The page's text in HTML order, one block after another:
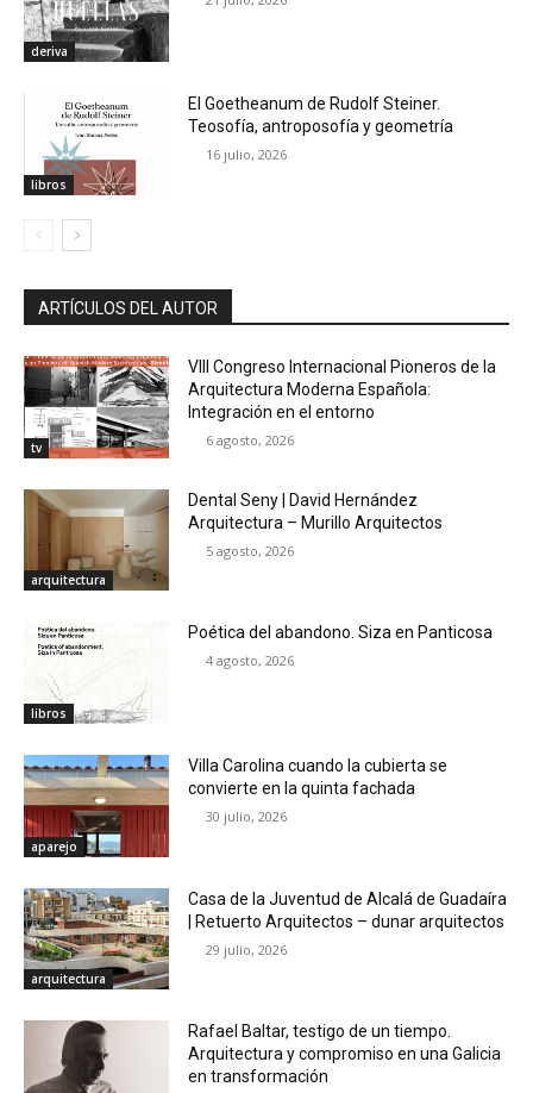
deriva
libros
El Goetheanum de Rudolf Steiner.
Teosofía, antroposofía y geometría
16 julio, 2026
ARTÍCULOS DEL AUTOR
tv
VIII Congreso Internacional Pioneros de la
Arquitectura Moderna Española:
Integración en el entorno
6 agosto, 2026
arquitectura
Dental Seny | David Hernández
Arquitectura – Murillo Arquitectos
5 agosto, 2026
libros
Poética del abandono. Siza en Panticosa
4 agosto, 2026
aparejo
Villa Carolina cuando la cubierta se
convierte en la quinta fachada
30 julio, 2026
arquitectura
Casa de la Juventud de Alcalá de Guadaíra
| Retuerto Arquitectos – dunar arquitectos
29 julio, 2026
Rafael Baltar, testigo de un tiempo.
Arquitectura y compromiso en una Galicia
en transformación